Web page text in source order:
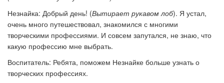
Незнайка: Добрый день! (Вытирает рукавом лоб). Я устал,
очень много путешествовал, знакомился с многими
творческими профессиями. И совсем запутался, не знаю, что
какую профессию мне выбрать.
Воспитатель: Ребята, поможем Незнайке больше узнать о
творческих профессиях.